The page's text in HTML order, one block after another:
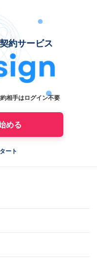
約サービス
相手はログイン不要
める
ート